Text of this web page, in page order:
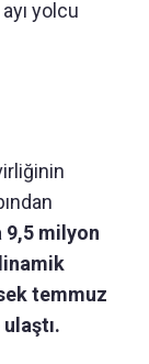
yolcu
milyon
temmuz